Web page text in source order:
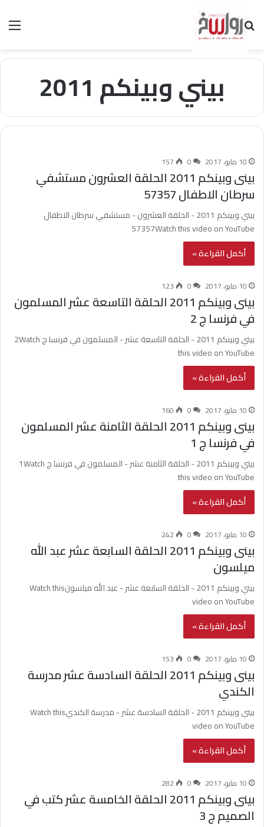
بحث عن
بيني وبينكم 2011
10 مايو، 2017 0
157
بينى وبينكم 2011 الحلقة العشرون مستشفي
سرطان الاطفال 57357
بيني وبينكم 2011 - الحلقة العشرون - مستشفي سرطان الاطفال
57357Watch this video on YouTube
أكمل القراءة »
10 مايو، 2017 0
123
بينى وبينكم 2011 الحلقة التاسعة عشر المسلمون
في فرنسا ج 2
بيني وبينكم 2011 - الحلقة التاسعة عشر - المسلمون في فرنسا ج 2Watch
this video on YouTube
أكمل القراءة »
10 مايو، 2017 0
160
بينى وبينكم 2011 الحلقة الثامنة عشر المسلمون
في فرنسا ج 1
بيني وبينكم 2011 - الحلقة الثامنة عشر - المسلمون في فرنسا ج 1Watch
this video on YouTube
أكمل القراءة »
10 مايو، 2017 0
242
بينى وبينكم 2011 الحلقة السابعة عشر عبد الله
ميلسون
بيني وبينكم 2011 - الحلقة السابعة عشر - عبد الله ميلسونWatch this
video on YouTube
أكمل القراءة »
10 مايو، 2017 0
153
بينى وبينكم 2011 الحلقة السادسة عشر مدرسة
الكندي
بيني وبينكم 2011 - الحلقة السادسة عشر - مدرسة الكنديWatch this
video on YouTube
أكمل القراءة »
10 مايو، 2017 0
282
بينى وبينكم 2011 الحلقة الخامسة عشر كتب في
الصميم ج 3